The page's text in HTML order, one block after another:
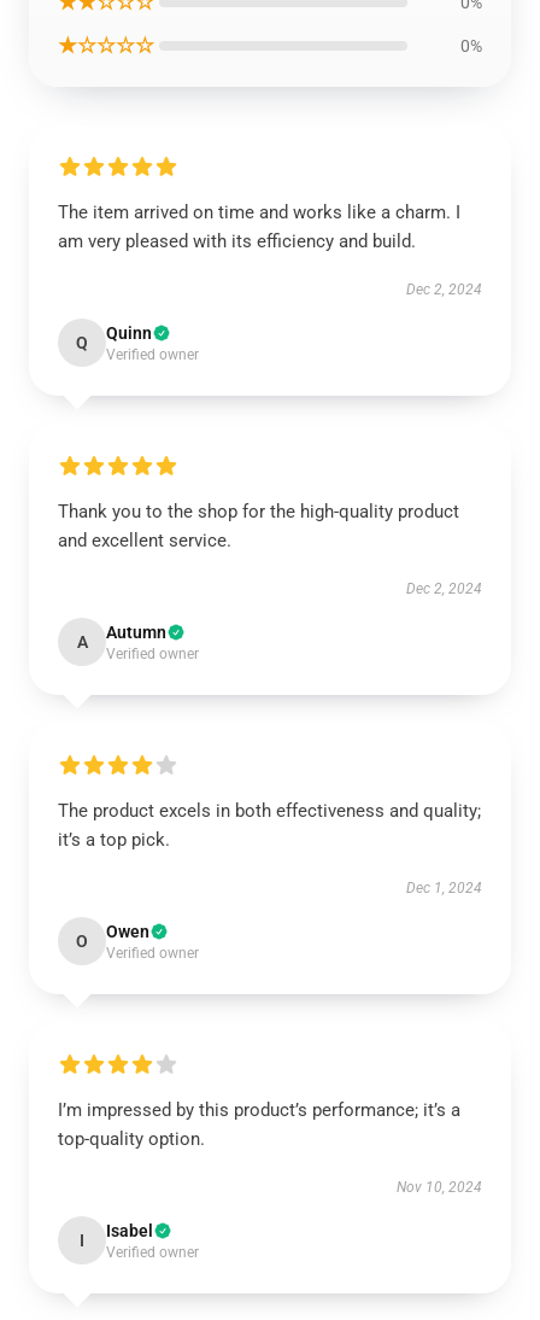
★☆☆☆☆ 0%
The item arrived on time and works like a charm. I
am very pleased with its efficiency and build.
Dec 2, 2024
Q Quinn
Verified owner
Thank you to the shop for the high-quality product
and excellent service.
Dec 2, 2024
A Autumn
Verified owner
The product excels in both effectiveness and quality;
it’s a top pick.
Dec 1, 2024
O Owen
Verified owner
I’m impressed by this product’s performance; it’s a
top-quality option.
Nov 10, 2024
I Isabel
Verified owner